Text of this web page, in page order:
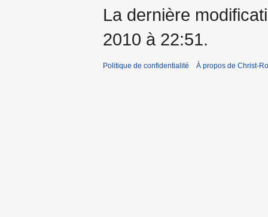
La dernière
2010 à 22:51.
Politique de confidentialité À propos de Christ-